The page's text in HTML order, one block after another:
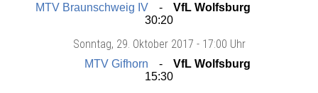
MTV Braunschweig IV
VfL Wolfsburg
30:20
Sonntag, 29. Oktober 2017 - 17:00 Uhr
MTV Gifhorn
VfL Wolfsburg
15:30